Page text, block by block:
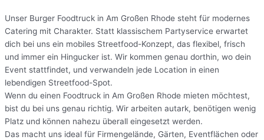
Unser Burger Foodtruck in Am Großen Rhode steht für modernes
Catering mit Charakter. Statt klassischem Partyservice erwartet
dich bei uns ein mobiles Streetfood-Konzept, das flexibel, frisch
und immer ein Hingucker ist. Wir kommen genau dorthin, wo dein
Event stattfindet, und verwandeln jede Location in einen
lebendigen Streetfood-Spot.
Wenn du einen Foodtruck in Am Großen Rhode mieten möchtest,
bist du bei uns genau richtig. Wir arbeiten autark, benötigen wenig
Platz und können nahezu überall eingesetzt werden.
Das macht uns ideal für Firmengelände, Gärten, Eventflächen oder